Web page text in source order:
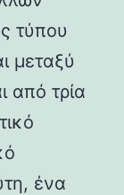
τύπου
μεταξύ
από τρία
ένα